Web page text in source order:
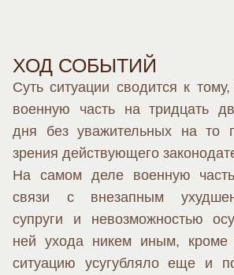
ХОД СОБЫТИЙ
Суть ситуации сводится к
военную часть на тридцать
дня без уважительных на то
зрения действующего
На самом деле военную
связи с внезапным
супруги и невозможностью
ней ухода никем иным, кроме
ситуацию усугубляло еще и